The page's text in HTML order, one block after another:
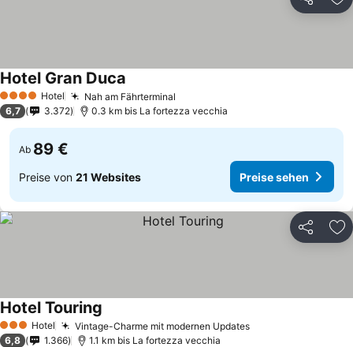
Teilen
4 Sterne Hotel Nah am Fährterminal
Hotel Gran Duca
6,7 3.372 0.3 km bis La fortezza vecchia
Ab 89 €
Preise von 21 Websites Preise sehen
Teilen
3 SterneHotel Vintage-Charme mit modernen Updates
Hotel Touring
6,8 1.366 1.1 km bis La fortezza vecchia